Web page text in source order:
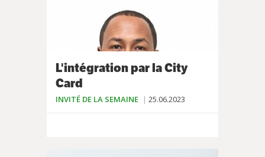
L'intégration par la City
Card
INVITÉ DE LA SEMAINE 25.06.2023